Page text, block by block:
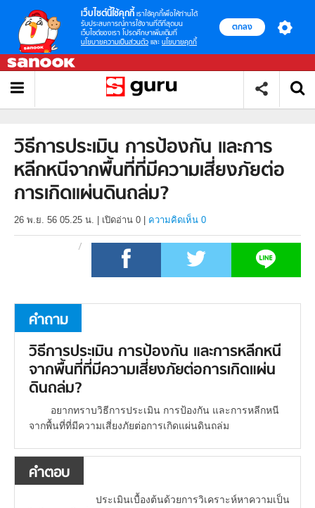
เว็บไซต์นี้ใช้คุกกี้ เราใช้คุกกี้เพื่อให้ท่านได้
รับประสบการณ์การใช้งานที่ดีที่สุดบน
เว็บไซต์ของเรา โปรดศึกษาเพิ่มเติมที่
นโยบายความเป็นส่วนตัว และ นโยบายคุกกี้
ตกลง
วิธีการประเมิน การป้องกัน และการ
หลีกหนีจากพื้นที่ที่มีความเสี่ยงภัยต่อ
การเกิดแผ่นดินถล่ม?
26 พ.ย. 56 05.25 น. เปิดอ่าน 0 ความคิดเห็น 0
คำถาม
วิธีการประเมิน การป้องกัน และการหลีกหนี
จากพื้นที่ที่มีความเสี่ยงภัยต่อการเกิดแผ่น
ดินถล่ม?
อยากทราบวิธีการประเมิน การป้องกัน และการหลีกหนี
จากพื้นที่ที่มีความเสี่ยงภัยต่อการเกิดแผ่นดินถล่ม
คำตอบ
ประเมินเบื้องต้นด้วยการวิเคราะห์หาความเป็น